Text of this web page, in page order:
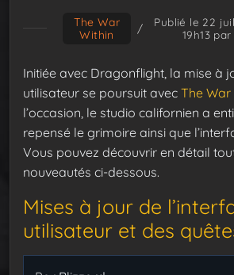
The War
Within
/
Publié le 22
19h13 par
Initiée avec Dragonflight, la mise à
utilisateur se poursuit avec The War
l’occasion, le studio californien a
repensé le grimoire ainsi que
Vous pouvez découvrir en détail
nouveautés ci-dessous.
Mises à jour de
utilisateur et des